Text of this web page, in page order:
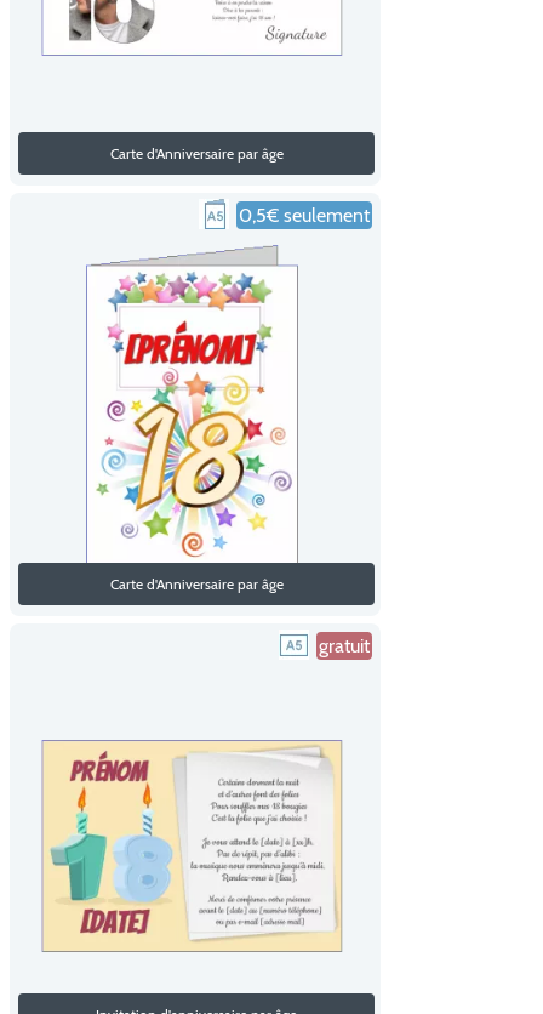
Carte d'Anniversaire par âge
0,5€ seulement
Carte d'Anniversaire par âge
gratuit